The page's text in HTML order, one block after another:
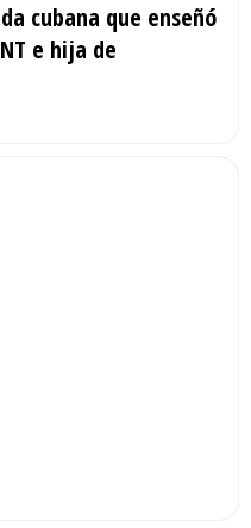
cubana que enseñó
e hija de